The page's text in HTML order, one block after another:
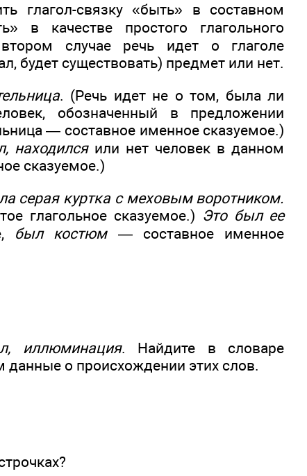
глагол-связку «быть» в составном
в качестве простого глагольного
случае речь идет о глаголе
будет существовать) предмет или нет.
. (Речь идет не о том, была ли
обозначенный в предложении
— составное именное сказуемое.)
находилсяили нет человек в данном
сказуемое.)
серая куртка с меховым воротником.
глагольное сказуемое.) Этобыл ее
был костюм— составное именное
иллюминация. Найдите в словаре
данные о происхождении этих слов.